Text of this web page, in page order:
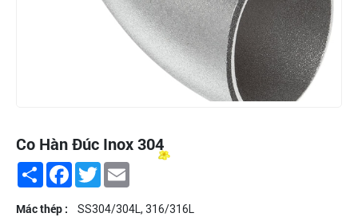
Co Hàn Đúc Inox 304
Share Facebook
Twitter
Mác thép : SS304/304L, 316/316L